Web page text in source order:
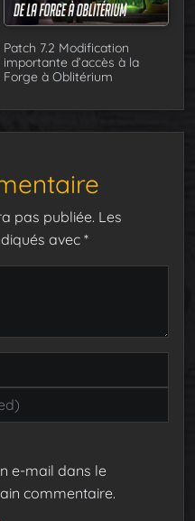
Patch 7.2 Modification
importante d’accès à la
Forge à Oblitérium
pas publiée. Les
avec *
e-mail dans le
commentaire.